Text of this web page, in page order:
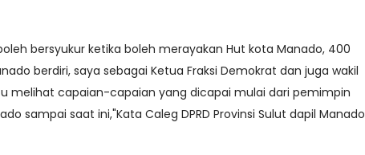
bersyukur ketika boleh merayakan Hut kota Manado, 400
berdiri, saya sebagai Ketua Fraksi Demokrat dan juga wakil
melihat capaian-capaian yang dicapai mulai dari pemimpin
sampai saat ini,"Kata Caleg DPRD Provinsi Sulut dapil Manado